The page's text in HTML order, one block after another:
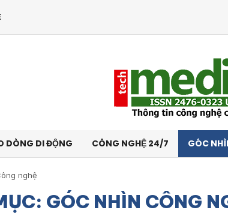
DÒNG DI ĐỘNG CÔNG NGHỆ 24/7 GÓC
nghệ
GÓC NHÌN CÔNG